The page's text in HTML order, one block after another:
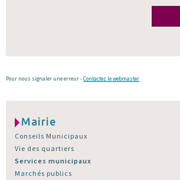
Pour nous signaler une erreur -Contactez le webmaster
Mairie
Conseils Municipaux
Vie des quartiers
Services municipaux
Marchés publics